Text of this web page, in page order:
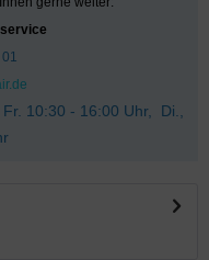
10:30 - 16:00 Uhr, Di.,